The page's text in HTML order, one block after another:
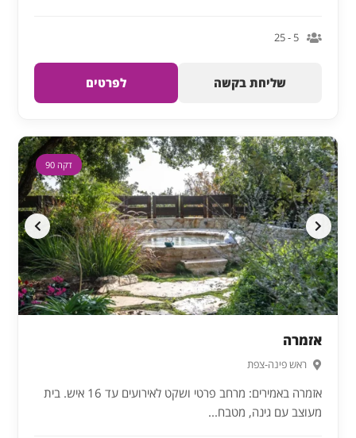
5 - 25
שליחת בקשה לפרטים
דקה 90
אזמרה
ראש פינה-צפת
אזמרה באמירים: מרחב פרטי ושקט לאירועים עד 16 איש. בית
מעוצב עם גינה, מטבח...